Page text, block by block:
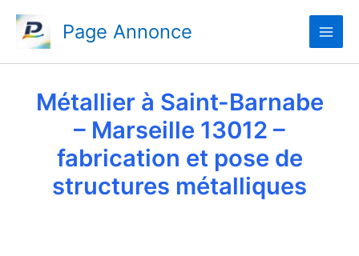
contenu
Page Annonce
Métallier à Saint-Barnabe
– Marseille 13012 –
fabrication et pose de
structures métalliques